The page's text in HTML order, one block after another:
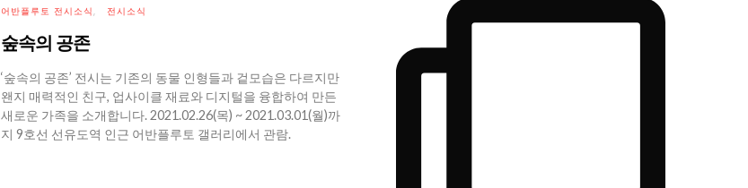
어반플루토 전시소식 전시소식
숲속의 공존
‘숲속의 공존’ 전시는 기존의 동물 인형들과 겉모습은 다르지만
왠지 매력적인 친구, 업사이클 재료와 디지털을 융합하여 만든
새로운 가족을 소개합니다. 2021.02.26(목) ~ 2021.03.01(월)까
지 9호선 선유도역 인근 어반플루토 갤러리에서 관람.